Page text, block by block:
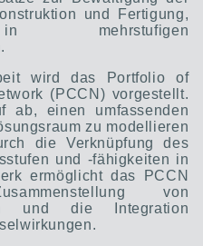
und Fertigung,
mehrstufigen
wird das Portfolio of
(PCCN) vorgestellt.
ab, einen umfassenden
zu modellieren
die Verknüpfung des
und -fähigkeiten in
ermöglicht das PCCN
von
und die Integration